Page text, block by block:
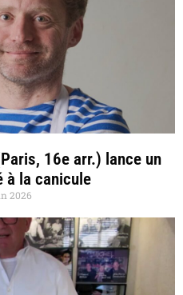
16e arr.) lance un
à la canicule
2026